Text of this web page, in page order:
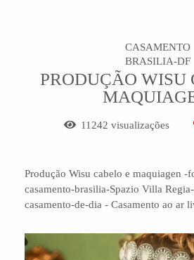
CASAMENTO
BRASILIA-DF
PRODUÇÃO WISU
11242 visualizações
Produção Wisu cabelo e maquiagen -
casamento-brasilia-Spazio Villa
casamento-de-dia - Casamento ao ar